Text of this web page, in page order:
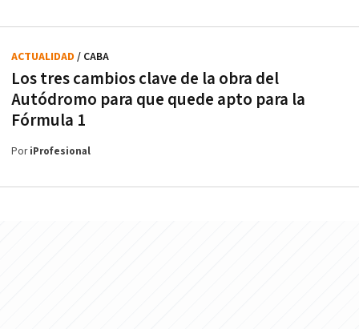
Los tres cambios clave de la obra del
Autódromo para que quede apto para la
Fórmula 1
ACTUALIDAD / CABA
PoriProfesional